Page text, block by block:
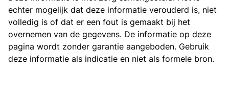
echter mogelijk dat deze informatie verouderd is, niet
volledig is of dat er een fout is gemaakt bij het
overnemen van de gegevens. De informatie op deze
pagina wordt zonder garantie aangeboden. Gebruik
deze informatie als indicatie en niet als formele bron.